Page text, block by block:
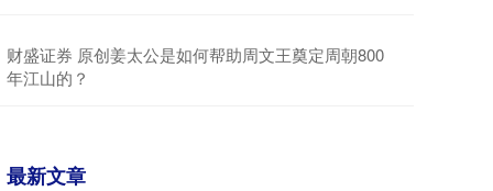
财盛证券 原创姜太公是如何帮助周文王奠定周朝800
年江山的？
最新文章